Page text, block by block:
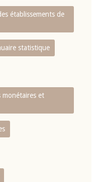
établissements de
statistique
monétaires et